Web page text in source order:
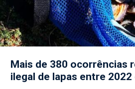
Mais de 380 ocorrências
ilegal de lapas entre 2022